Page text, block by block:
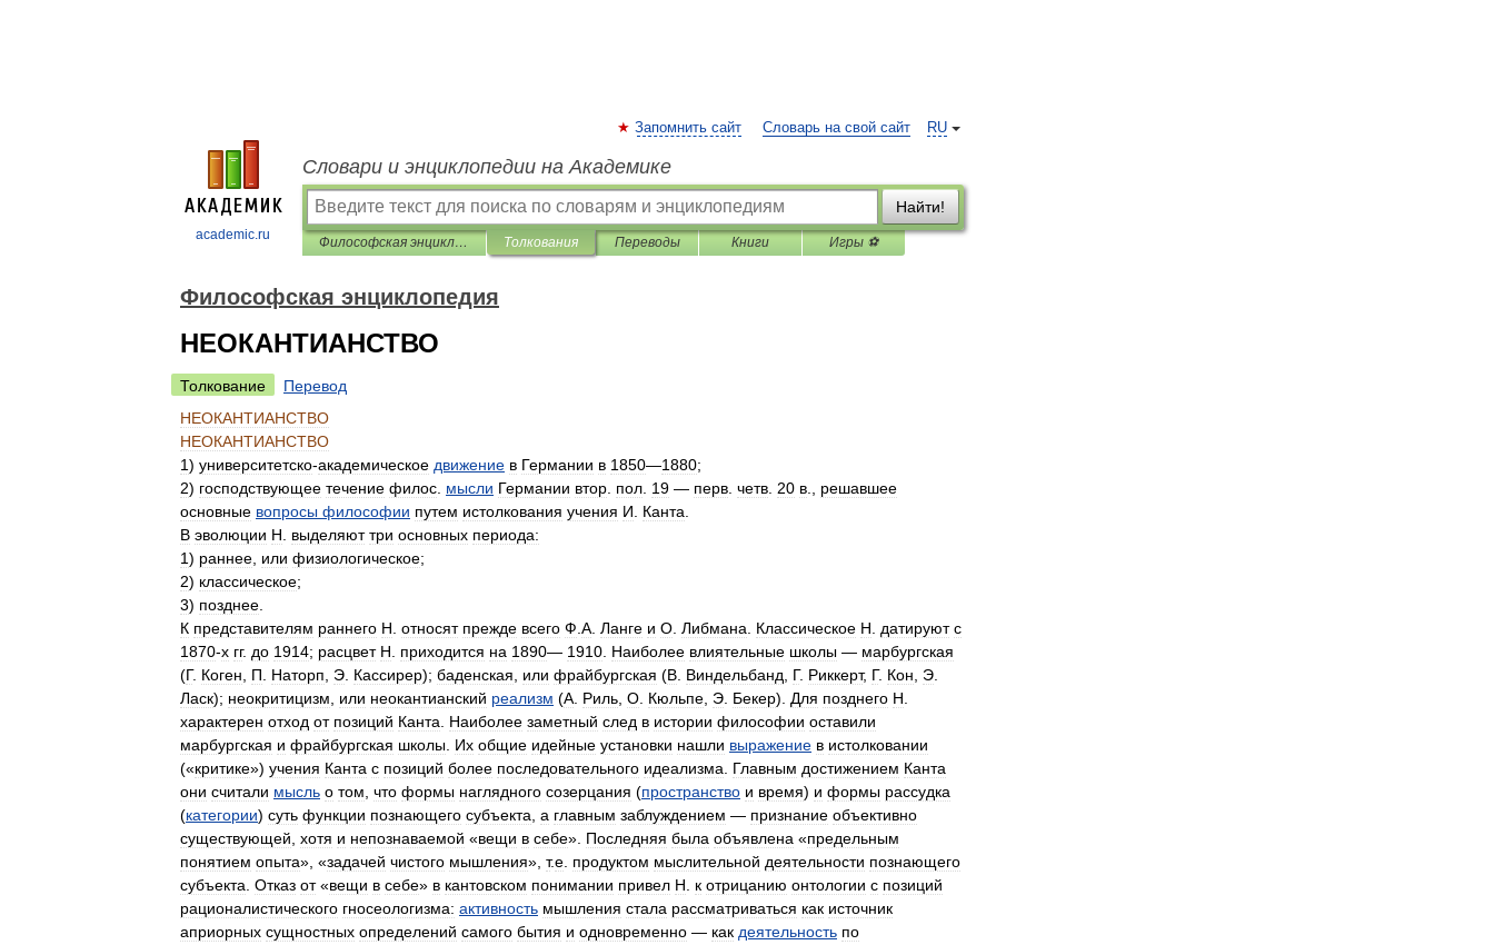
academic.ru
RU
Запомнить сайт Словарь на свой сайт
Словари и энциклопедии на Академике
Найти!
Философская энциклопедия Толкования Переводы Книги Игры ⚽
Философская энциклопедия
НЕОКАНТИАНСТВО
Толкование
Перевод
НЕОКАНТИАНСТВО
НЕОКАНТИАНСТВО
1) университетско-академическое движение в Германии в 1850—1880;
2) господствующее течение филос мысли Германии втор пол 19 — перв четв 20 в
решавшее
основные вопросы философии путем истолкования учения И Канта
В эволюции Н выделяют три основных периода:
1) раннее или физиологическое;
2) классическое;
3) позднее
К представителям раннего Н относят прежде всего Ф А Ланге и О Либмана Классическое Н датируют с
1870-х гг. до 1914; расцвет Н приходится на 1890— 1910 Наиболее влиятельные школы — марбургская
(Г. Коген П Наторп Э Кассирер); баденская или фрайбургская (В Виндельбанд Г. Риккерт, Г. Кон Э
Ласк); неокритицизм или неокантианский реализм (А Риль О Кюльпе Э Бекер). Для позднего Н
характерен отход от позиций Канта Наиболее заметный след в истории философии оставили
марбургская и фрайбургская школы Их общие идейные установки нашли выражение в истолковании
(«критике») учения Канта с позиций более последовательного идеализма Главным достижением Канта
они считали мысль о том что формы наглядного созерцания (пространство и время) и формы рассудка
(категории) суть функции познающего субъекта а главным заблуждением — признание объективно
существующей хотя и непознаваемой «вещи в себе». Последняя была объявлена «предельным
понятием опыта», «задачей чистого мышления», т.е продуктом мыслительной деятельности познающего
субъекта Отказ от«вещи в себе» в кантовском понимании привел Н к отрицанию онтологии с позиций
рационалистического гносеологизма: активность мышления стала рассматриваться как источник
априорных сущностных определений самого бытия и одновременно — как деятельность по